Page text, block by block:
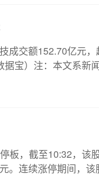
成交额152.70亿元
宝）注：本文系
板，截至10:32，
。连续涨停期间，